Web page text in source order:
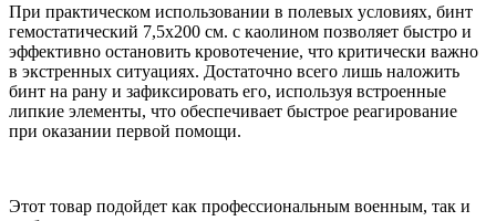
При практическом использовании в полевых условиях, бинт
гемостатический 7,5х200 см. с каолином позволяет быстро и
эффективно остановить кровотечение, что критически важно
в экстренных ситуациях. Достаточно всего лишь наложить
бинт на рану и зафиксировать его, используя встроенные
липкие элементы, что обеспечивает быстрое реагирование
при оказании первой помощи.
Этот товар подойдет как профессиональным военным, так и